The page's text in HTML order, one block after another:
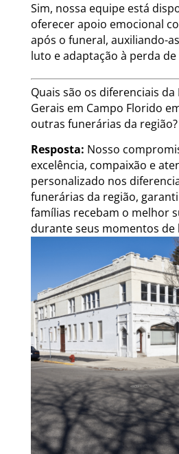
Sim, nossa equipe está
oferecer apoio emocional
após o funeral, auxiliando-
luto e adaptação à perda
Quais são os diferenciais
Gerais em Campo Florido
outras funerárias da região?
Resposta: Nosso
excelência, compaixão e
personalizado nos
funerárias da região,
famílias recebam o melhor
durante seus momentos de